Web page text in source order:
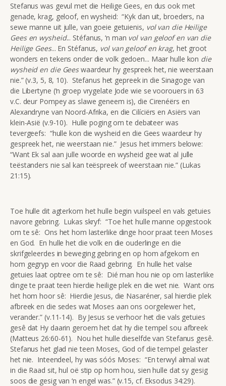
Stefanus was gevul met die Heilige Gees, en dus ook met
genade, krag, geloof, en wysheid: “Kyk dan uit, broeders, na
sewe manne uit julle, van goeie getuienis, vol van die Heilige
Gees en wysheid... Stéfanus, ‘n man vol van geloof en van die
Heilige Gees... En Stéfanus, vol van geloof en krag, het groot
wonders en tekens onder die volk gedoen... Maar hulle kon die
wysheid en die Geeswaardeur hy gespreek het, nie weerstaan
nie.” (v.3, 5, 8, 10). Stefanus het gepreek in die Sinagoge van
die Libertyne (‘n groep vrygelate Jode wie se voorouers in 63
v.C. deur Pompey as slawe geneem is), die Cirenéërs en
Alexandryne van Noord-Afrika, en die Cilíciërs en Asiërs van
klein-Asië (v.9-10). Hulle poging om te debateer was
tevergeefs: “hulle kon die wysheid en die Gees waardeur hy
gespreek het, nie weerstaan nie.” Jesus het immers belowe:
“Want Ek sal aan julle woorde en wysheid gee wat al julle
teëstanders nie sal kan teëspreek of weerstaan nie.” (Lukas
21:15).
Toe hulle dit agterkom het hulle begin vuilspeel en vals getuies
navore gebring. Lukas skryf: “Toe het hulle manne opgestook
om te sê: Ons het hom lasterlike dinge hoor praat teen Moses
en God. En hulle het die volk en die ouderlinge en die
skrifgeleerdes in beweging gebring en op hom afgekom en
hom gegryp en voor die Raad gebring. En hulle het valse
getuies laat optree om te sê: Dié man hou nie op om lasterlike
dinge te praat teen hierdie heilige plek en die wet nie. Want ons
het hom hoor sê: Hierdie Jesus, die Nasaréner, sal hierdie plek
afbreek en die sedes wat Moses aan ons oorgelewer het,
verander.” (v.11-14). By Jesus se verhoor het die vals getuies
gesê dat Hy daarin geroem het dat hy die tempel sou afbreek
(Matteus 26:60-61). Nou het hulle dieselfde van Stefanus gesê.
Stefanus het glad nie teen Moses, God of die tempel gelaster
het nie. Inteendeel, hy was sóós Moses: “En terwyl almal wat
in die Raad sit, hul oë stip op hom hou, sien hulle dat sy gesig
soos die gesig van ‘n engel was.” (v.15, cf. Eksodus 34:29).